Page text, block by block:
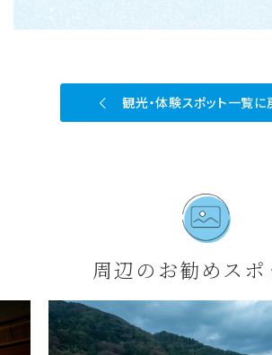
観光・体験スポット一覧に
周辺のお勧めスポ